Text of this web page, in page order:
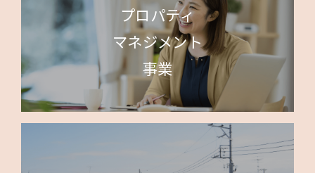
プロパティ
マネジメント
事業